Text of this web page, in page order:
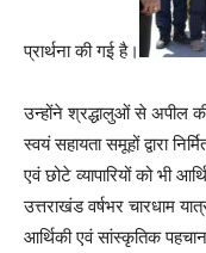
प्रार्थना की गई है।
उन्होंने श्रद्धालुओं से अपील
स्वयं सहायता समूहों द्वारा
एवं छोटे व्यापारियों को भी
उत्तराखंड वर्षभर चारधाम
आर्थिकी एवं सांस्कृतिक